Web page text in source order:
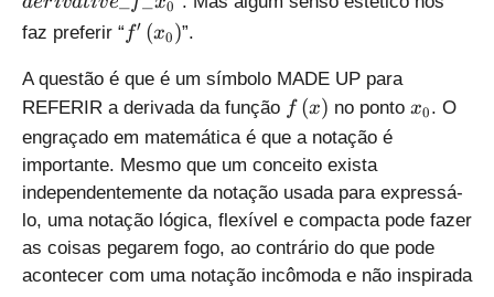
h
t)
{
_
{
\
r
i
g
r
g
h
t
)
0
}
(
{
{
}
_
{
0
}
}
\
f
\
h
t
)
}
_
0
}
}
{
{
\
l
e
f
t
(
f
\
\
0
faz preferir “ f'
l
e
t
(
{
{
x
}
f′ (x0)”.
A questão é que é um símbolo MADE UP para
REFERIR a derivada da função f
\
e
f
t
(
x
f (x) no ponto{
_
{
0
}
x0. O
engraçado em matemática é que a notação é
importante. Mesmo que um conceito exista
independentemente da notação usada para expressá-
lo, uma notação lógica, flexível e compacta pode fazer
as coisas pegarem fogo, ao contrário do que pode
acontecer com uma notação incômoda e não inspirada